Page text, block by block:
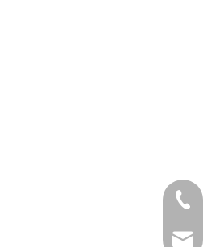
+86-
+86-